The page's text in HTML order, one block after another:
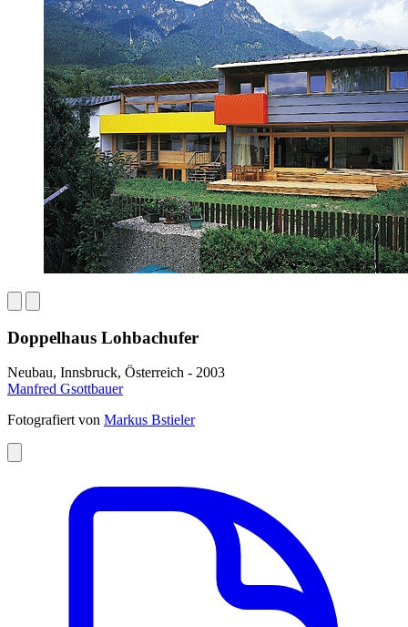
Doppelhaus Lohbachufer
Neubau, Innsbruck, Österreich - 2003
Manfred Gsottbauer
Fotografiert von Markus Bstieler